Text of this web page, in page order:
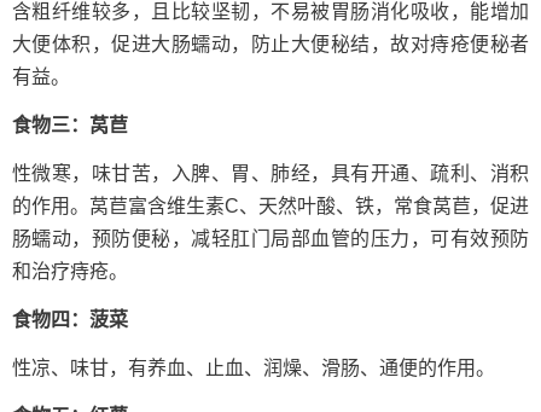
含粗纤维较多，且比较坚韧，不易被胃肠消化吸收，能增加
大便体积，促进大肠蠕动，防止大便秘结，故对痔疮便秘者
有益。
食物三：莴苣
性微寒，味甘苦，入脾、胃、肺经，具有开通、疏利、消积
的作用。莴苣富含维生素C、天然叶酸、铁，常食莴苣，促进
肠蠕动，预防便秘，减轻肛门局部血管的压力，可有效预防
和治疗痔疮。
食物四：菠菜
性凉、味甘，有养血、止血、润燥、滑肠、通便的作用。